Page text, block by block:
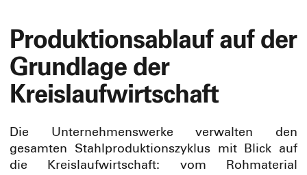
Produktionsablauf auf der
Grundlage der
Kreislaufwirtschaft
Die Unternehmenswerke verwalten den
gesamten Stahlproduktionszyklus mit Blick auf
die Kreislaufwirtschaft: vom Rohmaterial